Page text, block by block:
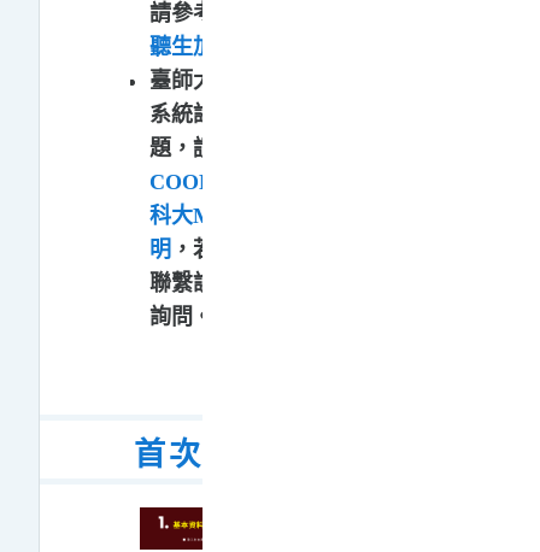
請參考授課教師
聽生加入課程
臺師大同學選修臺灣大學
系統課程，若有登入問
題，請參考
COOL帳號使用說明
科大Moodle帳號使用說
明 ，若仍無法登入，敬請
聯繫該校學習平台管理員
詢問。
首次登入三步驟